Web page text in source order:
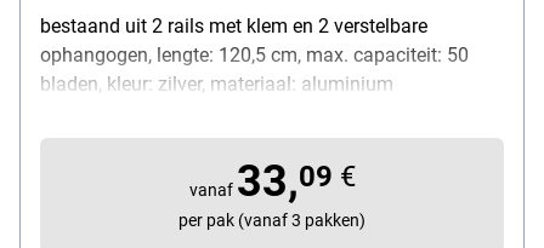
bestaand uit 2 rails met klem en 2 verstelbare
ophangogen, lengte: 120,5 cm, max. capaciteit: 50
bladen, kleur: zilver, materiaal: aluminium
vanaf 33,09 €
per pak (vanaf 3 pakken)